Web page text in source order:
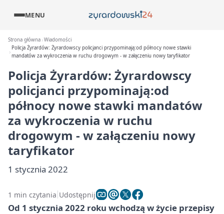
MENU
Strona główna Wiadomości
Policja Żyrardów: Żyrardowscy policjanci przypominają:od północy nowe stawki
mandatów za wykroczenia w ruchu drogowym - w załączeniu nowy taryfikator
Policja Żyrardów: Żyrardowscy
policjanci przypominają:od
północy nowe stawki mandatów
za wykroczenia w ruchu
drogowym - w załączeniu nowy
taryfikator
1 stycznia 2022
1 min czytania Udostępnij
Od 1 stycznia 2022 roku wchodzą w życie przepisy